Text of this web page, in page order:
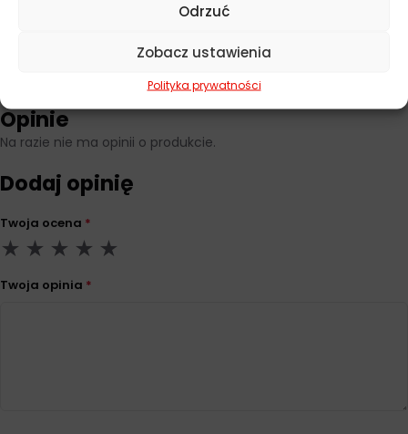
Odrzuć
Zobacz ustawienia
Polityka prywatności
Opinie
Na razie nie ma opinii o produkcie.
Dodaj opinię
Twoja ocena *
Twoja opinia *